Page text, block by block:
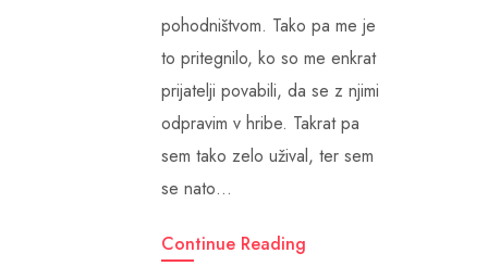
pohodništvom. Tako pa me je
to pritegnilo, ko so me enkrat
prijatelji povabili, da se z njimi
odpravim v hribe. Takrat pa
sem tako zelo užival, ter sem
se nato…
Continue Reading